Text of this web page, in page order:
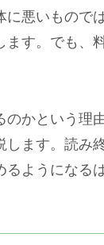
悪いもので
す。でも、
かという理
ます。読み
ようになる